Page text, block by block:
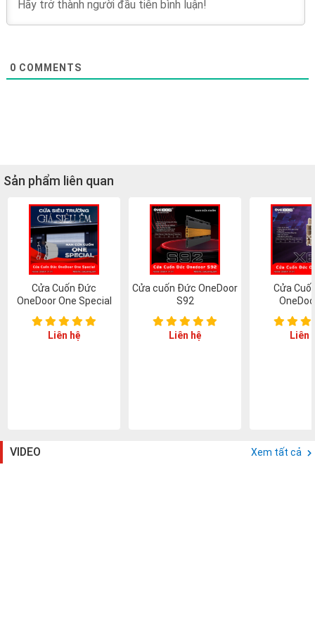
0 COMMENTS
Sản phẩm liên quan
Cửa Cuốn Đức
OneDoor One Special
Liên hệ
Cửa cuốn Đức OneDoor
S92
Liên hệ
Cửa
Liên
VIDEO Xem tất cả